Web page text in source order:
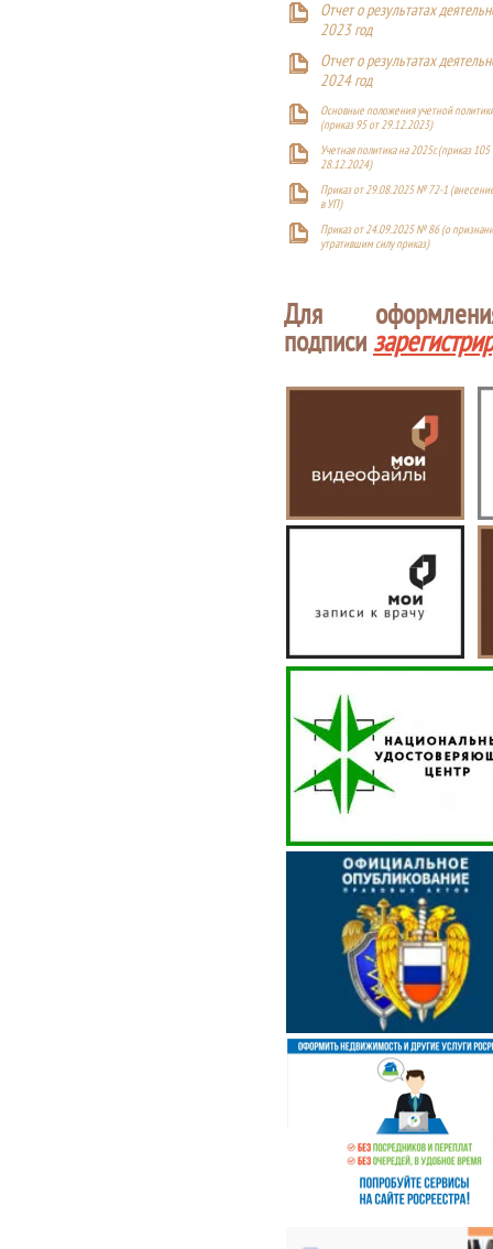
Отчет о результатах
2023 год
Отчет о результатах
2024 год
Основные положения учетной
(приказ 95 от 29.12.2023)
Учетная политика на 2025г. (приказ 105
28.12.2024)
Приказ от 29.08.2025 № 72-1
в УП)
Приказ от 24.09.2025 № 86 (о
утратившим силу приказ)
Для
подписи